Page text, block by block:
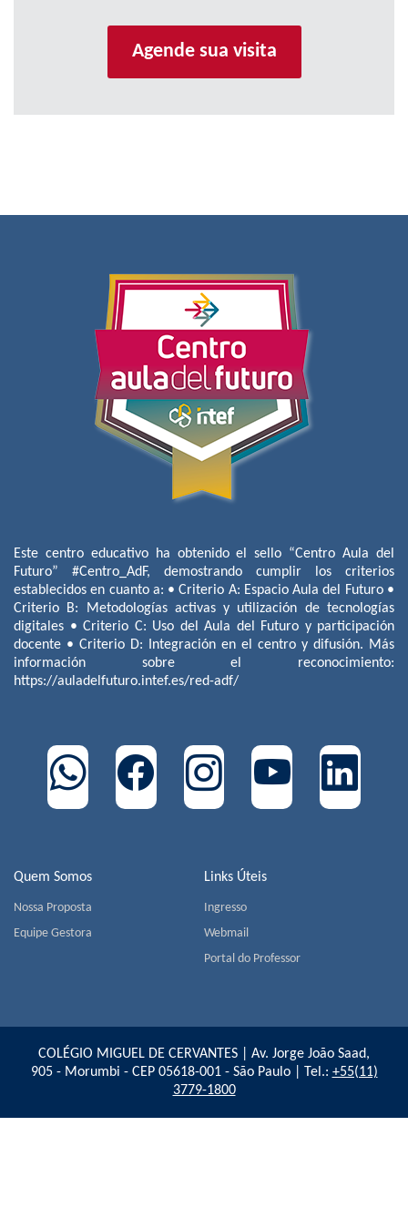
Agende sua visita
Quem Somos
Nossa Proposta
Equipe Gestora
Links Úteis
Ingresso
Webmail
Portal do Professor
Este centro educativo ha obtenido el sello “Centro Aula del
Futuro” #Centro_AdF, demostrando cumplir los criterios
establecidos en cuanto a: • Criterio A: Espacio Aula del Futuro •
Criterio B: Metodologías activas y utilización de tecnologías
digitales • Criterio C: Uso del Aula del Futuro y participación
docente • Criterio D: Integración en el centro y difusión. Más
información sobre el reconocimiento:
https://auladelfuturo.intef.es/red-adf/
COLÉGIO MIGUEL DE CERVANTES | Av. Jorge João Saad,
905 - Morumbi - CEP 05618-001 - São Paulo | Tel.: +55(11)
3779-1800